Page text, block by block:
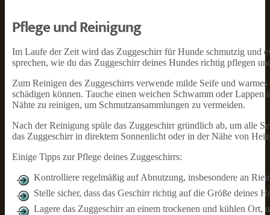
Pflege und Reinigung
Im Laufe der Zeit wird das Zuggeschirr für Hunde schmutzig und
sprechen, wie du das Zuggeschirr deines Hundes richtig pflegen
Zum Reinigen des Zuggeschirrs verwende milde Seife und
schädigen können. Tauche einen weichen Schwamm oder
Nähte zu reinigen, um Schmutzansammlungen zu vermeiden.
Nach der Reinigung spüle das Zuggeschirr gründlich ab, um alle
das Zuggeschirr in direktem Sonnenlicht oder in der Nähe von
Einige Tipps zur Pflege deines Zuggeschirrs:
Kontrolliere regelmäßig auf Abnutzung, insbesondere an
Stelle sicher, dass das Geschirr richtig auf die Größe deines
Lagere das Zuggeschirr an einem trockenen und kühlen Ort,